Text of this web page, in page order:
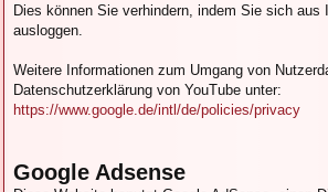
Dies können Sie verhindern, indem Sie sich aus
ausloggen.
Weitere Informationen zum Umgang von
Datenschutzerklärung von YouTube unter:
https://www.google.de/intl/de/policies/privacy
Google Adsense